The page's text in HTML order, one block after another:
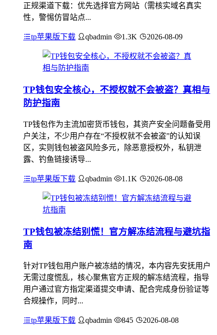
正规渠道下载：优先选择官方网站（需核实域名真实
性，警惕仿冒站点...
tp苹果版下载 qbadmin 1.3K 2026-08-09
TP钱包安全核心，不授权就不会被盗？真相与
防护指南
TP钱包作为主流加密货币钱包，其资产安全问题备受用
户关注，不少用户存在“不授权就不会被盗”的认知误
区，实则钱包被盗风险多元，除恶意授权外，私钥泄
露、钓鱼链接诱导...
tp苹果版下载 qbadmin 1.1K 2026-08-08
TP钱包被冻结别慌！官方解冻结流程与避坑指
南
针对TP钱包用户账户被冻结的情况，本内容先安抚用户
无需过度慌乱，核心聚焦官方正规的解冻结流程，指导
用户通过官方指定渠道提交申请、配合完成身份验证等
合规操作，同时...
tp苹果版下载 qbadmin 845 2026-08-08